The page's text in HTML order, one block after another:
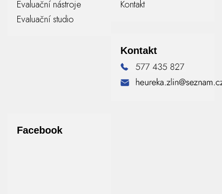
Evaluační nástroje
Evaluační studio
Kontakt
Kontakt
Facebook